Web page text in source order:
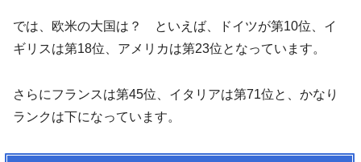
では、欧米の大国は？ といえば、ドイツが第10位、イ
ギリスは第18位、アメリカは第23位となっています。
さらにフランスは第45位、イタリアは第71位と、かなり
ランクは下になっています。